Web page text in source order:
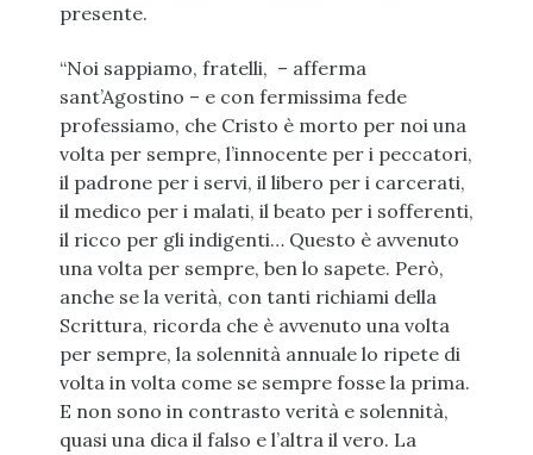
presente.
“Noi sappiamo, fratelli, – afferma
sant’Agostino – e con fermissima fede
professiamo, che Cristo è morto per noi una
volta per sempre, l’innocente per i peccatori,
il padrone per i servi, il libero per i carcerati,
il medico per i malati, il beato per i sofferenti,
il ricco per gli indigenti… Questo è avvenuto
una volta per sempre, ben lo sapete. Però,
anche se la verità, con tanti richiami della
Scrittura, ricorda che è avvenuto una volta
per sempre, la solennità annuale lo ripete di
volta in volta come se sempre fosse la prima.
E non sono in contrasto verità e solennità,
quasi una dica il falso e l’altra il vero. La